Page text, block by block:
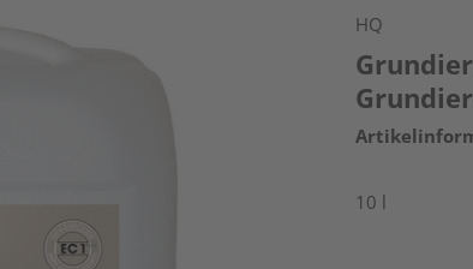
HQ
10 l